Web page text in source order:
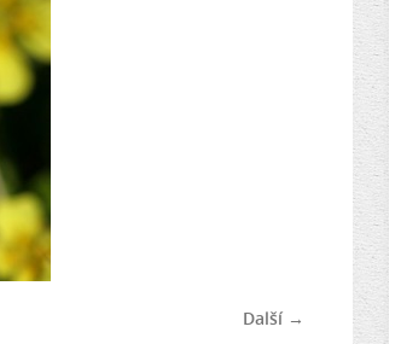
Další →